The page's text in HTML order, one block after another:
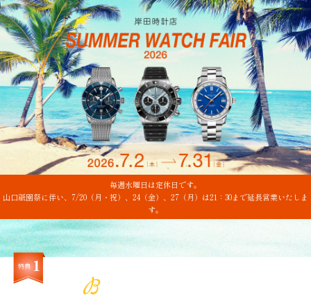
毎週水曜日は定休日です。
山口祇園祭に伴い、7/20（月・祝）、24（金）、27（月）は21：30まで延長営業いたしま
す。